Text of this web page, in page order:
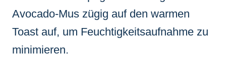
Avocado-Mus zügig auf den warmen
Toast auf, um Feuchtigkeitsaufnahme zu
minimieren.